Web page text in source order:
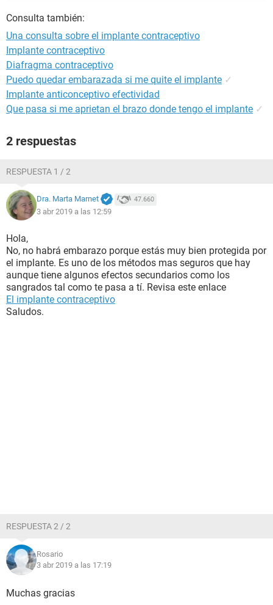
Consulta también:
Una consulta sobre el implante contraceptivo
Implante contraceptivo
Diafragma contraceptivo
Puedo quedar embarazada si me quite el implante ✓
Implante anticonceptivo efectividad
Que pasa si me aprietan el brazo donde tengo el implante ✓
2 respuestas
RESPUESTA 1 / 2
Dra. Marta Marnet 47.660
3 abr 2019 a las 12:59
Hola,
No, no habrá embarazo porque estás muy bien protegida por
el implante. Es uno de los métodos mas seguros que hay
aunque tiene algunos efectos secundarios como los
sangrados tal como te pasa a tí. Revisa este enlace
El implante contraceptivo
Saludos.
RESPUESTA 2 / 2
Rosario
3 abr 2019 a las 17:19
Muchas gracias